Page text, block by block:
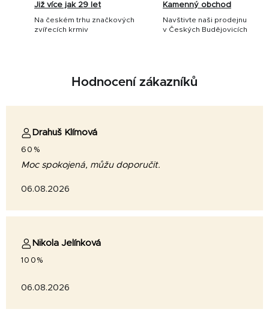
Již více jak 29 let
Na českém trhu značkových
zvířecích krmiv
Kamenný obchod
Navštivte naši prodejnu
v Českých Budějovicích
Hodnocení zákazníků
Drahuš Klímová
60%
Moc spokojená, můžu doporučit.
06.08.2026
Nikola Jelínková
100%
06.08.2026